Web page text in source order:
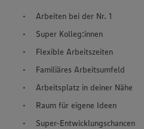
Arbeiten bei der Nr. 1
Super Kolleg:innen
Flexible Arbeitszeiten
Familiäres Arbeitsumfeld
Arbeitsplatz in deiner Nähe
Raum für eigene Ideen
Super-Entwicklungschancen